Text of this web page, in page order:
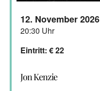
12. November 2026
20:30 Uhr
Eintritt: € 22
Jon Kenzie